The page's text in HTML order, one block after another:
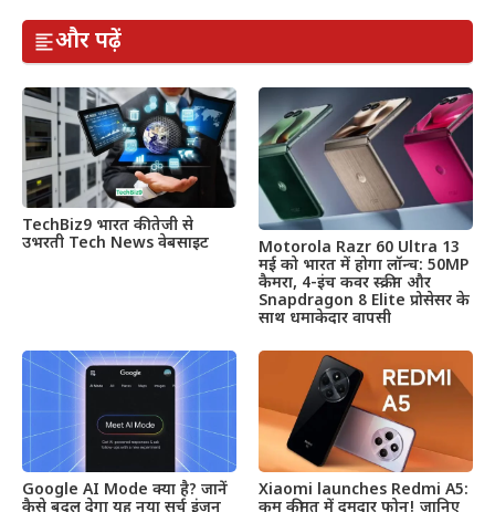
और पढ़ें
TechBiz9 भारत की तेजी से
उभरती Tech News वेबसाइट
Motorola Razr 60 Ultra 13
मई को भारत में होगा लॉन्च: 50MP
कैमरा, 4-इंच कवर स्क्रीन और
Snapdragon 8 Elite प्रोसेसर के
साथ धमाकेदार वापसी
Google AI Mode क्या है? जानें
कैसे बदल देगा यह नया सर्च इंजन
Xiaomi launches Redmi A5:
कम कीमत में दमदार फोन! जानिए